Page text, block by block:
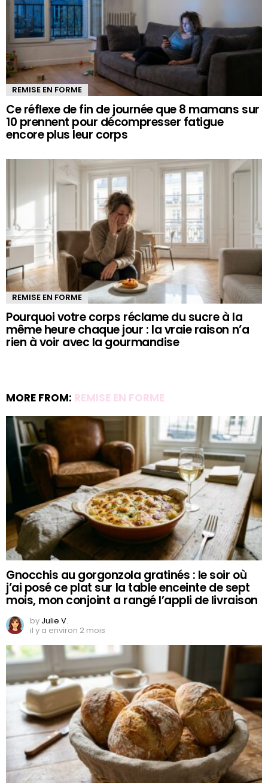
REMISE EN FORME
Ce réflexe de fin de journée que 8 mamans sur
10 prennent pour décompresser fatigue
encore plus leur corps
REMISE EN FORME
Pourquoi votre corps réclame du sucre à la
même heure chaque jour : la vraie raison n’a
rien à voir avec la gourmandise
MORE FROM: REMISE EN FORME
Gnocchis au gorgonzola gratinés : le soir où
j’ai posé ce plat sur la table enceinte de sept
mois, mon conjoint a rangé l’appli de livraison
by Julie V.
il y a environ 2 mois